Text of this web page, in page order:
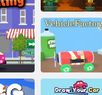
Katės mergaitės čiuožėjas
„Labubu Zombie
Miner“